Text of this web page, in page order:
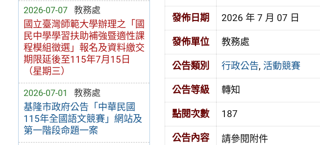
2026-07-07 教務處
國立臺灣師範大學辦理之「國
民中學學習扶助補強暨適性課
程模組徵選」報名及資料繳交
期限延後至115年7月15日
（星期三）
2026-07-01 教務處
基隆市政府公告「中華民國
115年全國語文競賽」網站及
第一階段命題一案
發佈日期 2026 年 7 月 07 日
發佈單位 教務處
公告類別 行政公告, 活動競賽
公告等級 轉知
點閱次數 187
公告內容 請參閱附件